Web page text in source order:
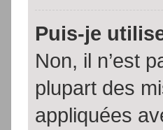
Puis-je
Non, il n’est
plupart des
appliquées